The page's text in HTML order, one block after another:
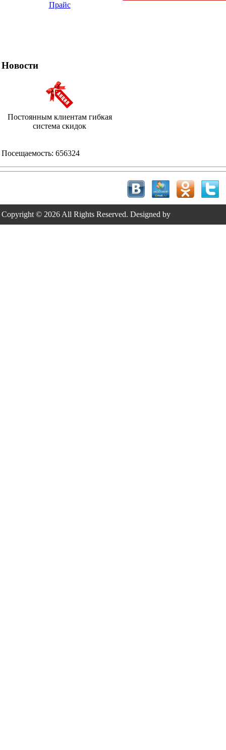
Прайс
Новости
Постоянным клиентам гибкая
система скидок
Посещаемость: 656324
Copyright © 2026 All Rights Reserved. Designed by